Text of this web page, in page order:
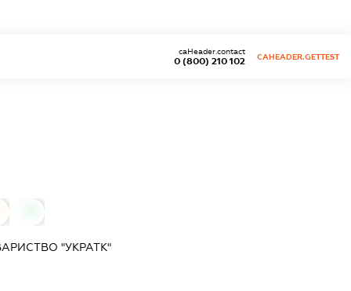
0 (800) 210 102
caHeader.contact
CAHEADER.GETTEST
"УКРАТК"